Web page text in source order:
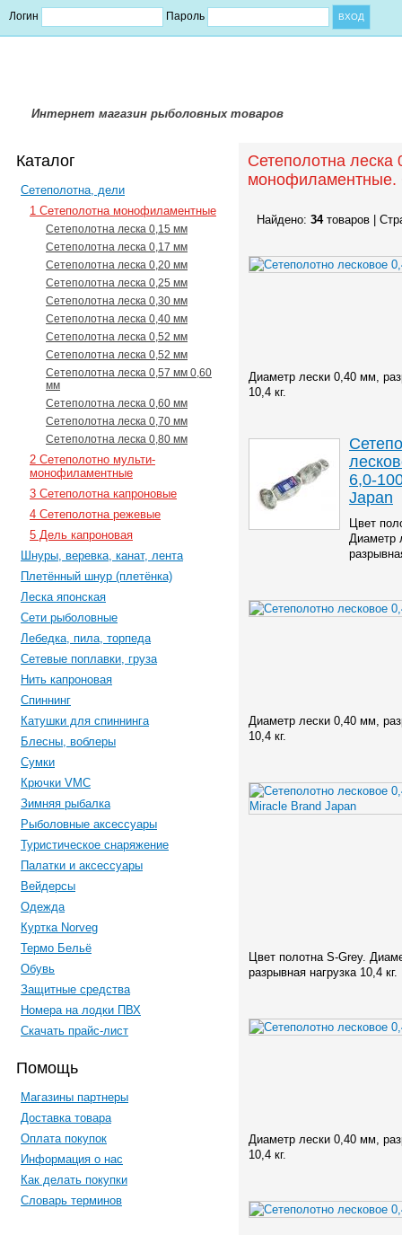
Логин Пароль
Интернет магазин рыболовных товаров
Каталог
Сетеполотна, дели
1 Сетеполотна монофиламентные
Сетеполотна леска 0,15 мм
Сетеполотна леска 0,17 мм
Сетеполотна леска 0,20 мм
Сетеполотна леска 0,25 мм
Сетеполотна леска 0,30 мм
Сетеполотна леска 0,40 мм
Сетеполотна леска 0,52 мм
Сетеполотна леска 0,52 мм
Сетеполотна леска 0,57 мм 0,60
мм
Сетеполотна леска 0,60 мм
Сетеполотна леска 0,70 мм
Сетеполотна леска 0,80 мм
2 Сетеполотно мульти-
монофиламентные
3 Сетеполотна капроновые
4 Сетеполотна режевые
5 Дель капроновая
Шнуры, веревка, канат, лента
Плетённый шнур (плетёнка)
Леска японская
Сети рыболовные
Лебедка, пила, торпеда
Сетевые поплавки, груза
Нить капроновая
Спиннинг
Катушки для спиннинга
Блесны, воблеры
Сумки
Крючки VMC
Зимняя рыбалка
Рыболовные аксессуары
Туристическое снаряжение
Палатки и аксессуары
Вейдерсы
Одежда
Куртка Norveg
Термо Бельё
Обувь
Защитные средства
Номера на лодки ПВХ
Скачать прайс-лист
Помощь
Магазины партнеры
Доставка товара
Оплата покупок
Информация о нас
Как делать покупки
Словарь терминов
Сетеполотна
монофиламентные.
Найдено: 34товаров |
Диаметр лески 0,40 мм,
10,4 кг.
6,0-
Japan
Цвет
Диаметр
Диаметр лески 0,40 мм,
10,4 кг.
Цвет полотна S-Grey.
разрывная нагрузка 10,4 кг.
Диаметр лески 0,40 мм,
10,4 кг.